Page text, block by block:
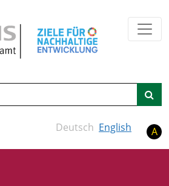
Deutsch English A